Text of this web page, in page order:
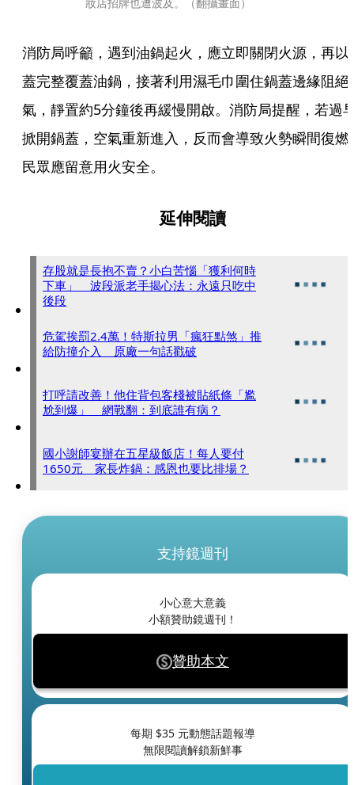
消防局呼籲，遇到油鍋起火，應立即關閉火源，再以
蓋完整覆蓋油鍋，接著利用濕毛巾圍住鍋蓋邊緣阻絕
氣，靜置約5分鐘後再緩慢開啟。消防局提醒，若過
掀開鍋蓋，空氣重新進入，反而會導致火勢瞬間復燃
民眾應留意用火安全。
延伸閱讀
存股就是長抱不賣？小白苦惱「獲利何時
下車」 波段派老手揭心法：永遠只吃中
後段
危駕挨罰2.4萬！特斯拉男「瘋狂點煞」推
給防撞介入 原廠一句話戳破
打呼請改善！他住背包客棧被貼紙條「尷
尬到爆」 網戰翻：到底誰有病？
國小謝師宴辦在五星級飯店！每人要付
1650元 家長炸鍋：感恩也要比排場？
支持鏡週刊
小心意大意義
小額贊助鏡週刊！
贊助本文
每期 $35 元動態話題報導
無限閱讀解鎖新鮮事